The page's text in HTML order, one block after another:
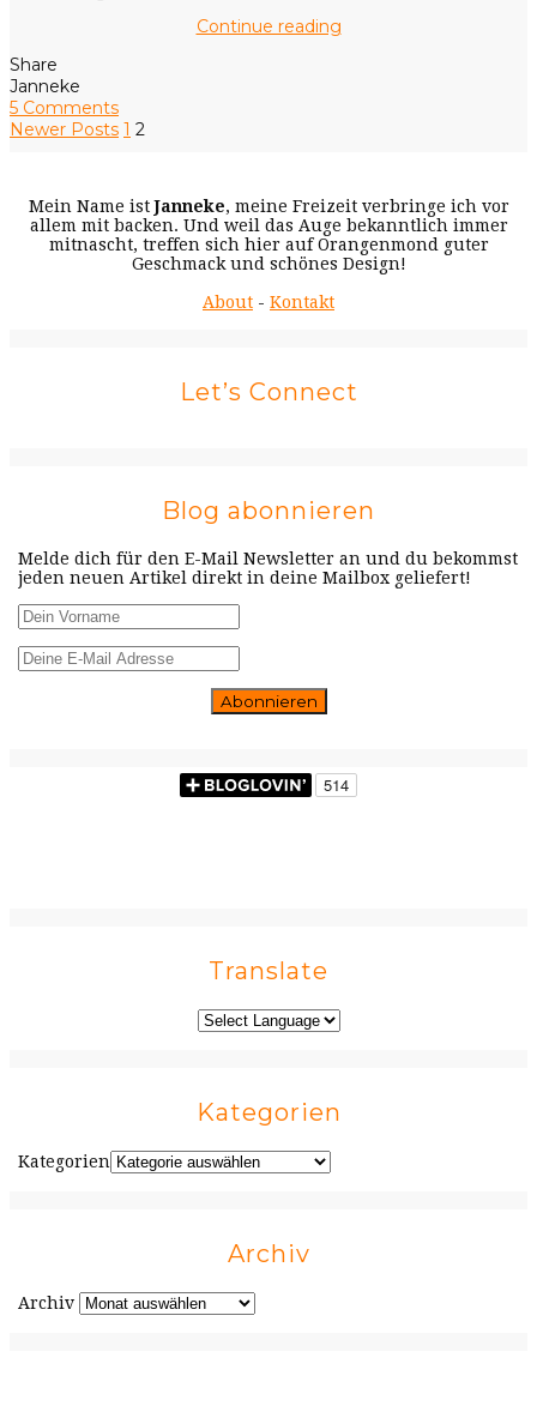
Continue reading
Share
Janneke
5 Comments
Newer Posts 1 2
Mein Name istJanneke, meine Freizeit verbringe ich vor
allem mit backen. Und weil das Auge bekanntlich immer
mitnascht, treffen sich hier auf Orangenmond guter
Geschmack und schönes Design!
About - Kontakt
Let’s Connect
Blog abonnieren
Melde dich für den E-Mail Newsletter an und du bekommst
jeden neuen Artikel direkt in deine Mailbox geliefert!
Translate
Kategorien
Kategorien
Archiv
Archiv